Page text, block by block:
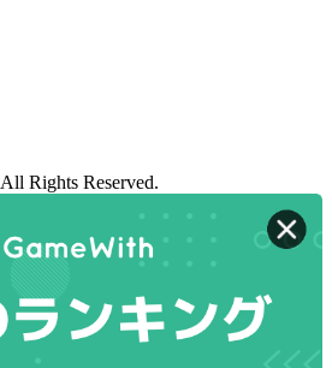
All Rights Reserved.